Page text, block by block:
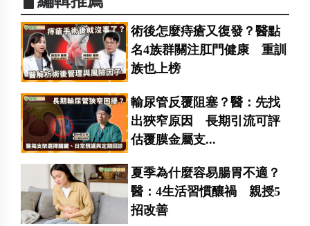
術後怎麼痔瘡又復發？醫點
名4族群關注肛門健康 重訓
族也上榜
輸尿管反覆阻塞？醫：先找
出狹窄原因 長期引流可評
估覆膜金屬支...
夏季為什麼容易腸胃不適？
醫：4生活習慣釀禍 親授5
招改善